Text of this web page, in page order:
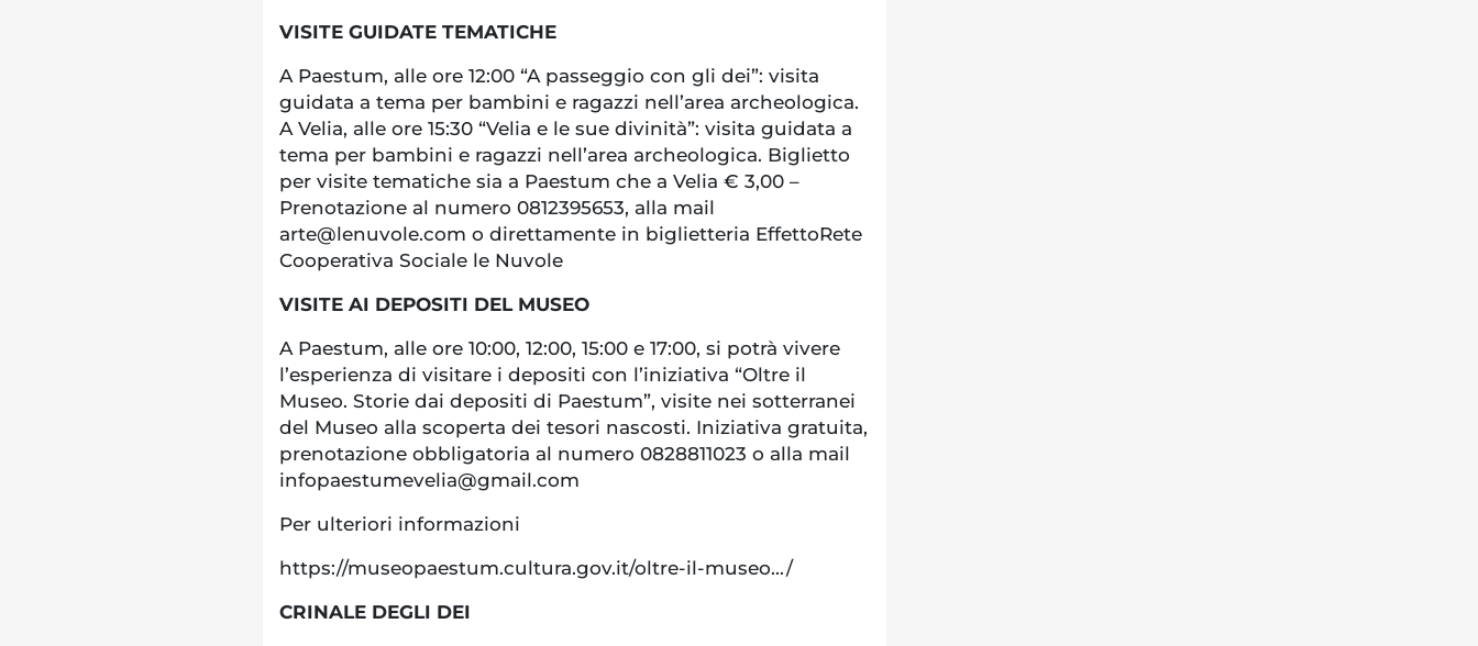
VISITE GUIDATE TEMATICHE
A Paestum, alle ore 12:00 “A passeggio con gli dei”: visita
guidata a tema per bambini e ragazzi nell’area archeologica.
A Velia, alle ore 15:30 “Velia e le sue divinità”: visita guidata a
tema per bambini e ragazzi nell’area archeologica. Biglietto
per visite tematiche sia a Paestum che a Velia € 3,00 –
Prenotazione al numero 0812395653, alla mail
arte@lenuvole.com o direttamente in biglietteria EffettoRete
Cooperativa Sociale le Nuvole
VISITE AI DEPOSITI DEL MUSEO
A Paestum, alle ore 10:00, 12:00, 15:00 e 17:00, si potrà vivere
l’esperienza di visitare i depositi con l’iniziativa “Oltre il
Museo. Storie dai depositi di Paestum”, visite nei sotterranei
del Museo alla scoperta dei tesori nascosti. Iniziativa gratuita,
prenotazione obbligatoria al numero 0828811023 o alla mail
infopaestumevelia@gmail.com
Per ulteriori informazioni
https://museopaestum.cultura.gov.it/oltre-il-museo.../
CRINALE DEGLI DEI